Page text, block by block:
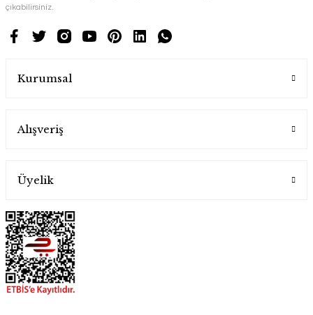
çıkabilirsiniz.
Kurumsal
Alışveriş
Üyelik